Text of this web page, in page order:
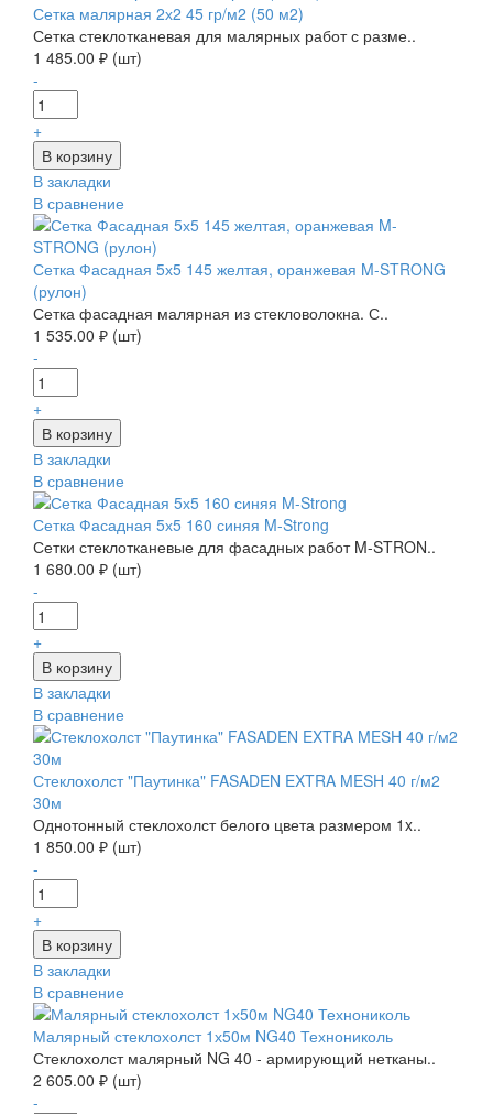
Сетка малярная 2х2 45 гр/м2 (50 м2)
Сетка стеклотканевая для малярных работ с разме..
1 485.00 ₽ (шт)
-
+
В закладки
В сравнение
Сетка Фасадная 5х5 145 желтая, оранжевая M-STRONG
(рулон)
Сетка фасадная малярная из стекловолокна. С..
1 535.00 ₽ (шт)
-
+
В закладки
В сравнение
Сетка Фасадная 5х5 160 синяя M-Strong
Сетки стеклотканевые для фасадных работ M-STRON..
1 680.00 ₽ (шт)
-
+
В закладки
В сравнение
Стеклохолст "Паутинка" FASADEN EXTRA MESH 40 г/м2
30м
Однотонный стеклохолст белого цвета размером 1x..
1 850.00 ₽ (шт)
-
+
В закладки
В сравнение
Малярный стеклохолст 1х50м NG40 Технониколь
Стеклохолст малярный NG 40 - армирующий нетканы..
2 605.00 ₽ (шт)
-